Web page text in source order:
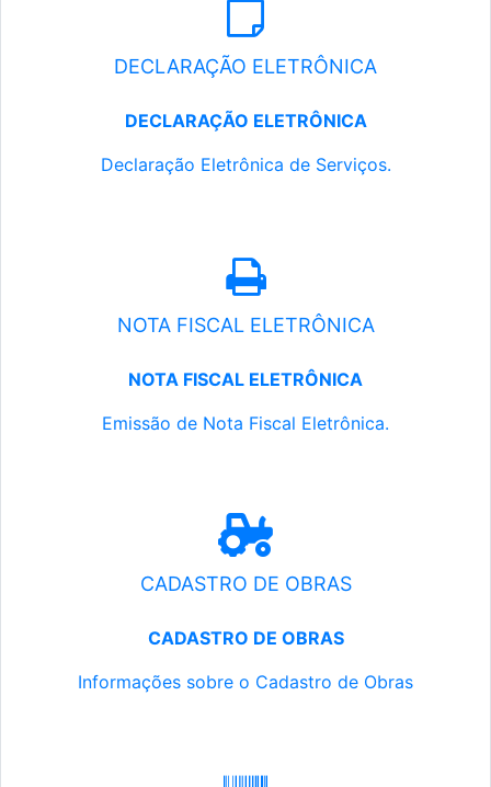
DECLARAÇÃO ELETRÔNICA
DECLARAÇÃO ELETRÔNICA
Declaração Eletrônica de Serviços.
NOTA FISCAL ELETRÔNICA
NOTA FISCAL ELETRÔNICA
Emissão de Nota Fiscal Eletrônica.
CADASTRO DE OBRAS
CADASTRO DE OBRAS
Informações sobre o Cadastro de Obras